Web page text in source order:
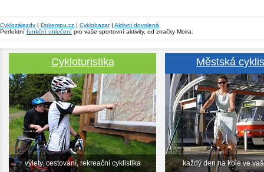
Cyklozájezdy | Dokempu.cz | Cyklobazar| Aktivni dovolená
Perfektní funkční oblečení pro vaše sportovní aktivity, od značky Moira.
Cykloturistika
výlety, cestování, rekreační cyklistika
Městská
každý den na kole ve